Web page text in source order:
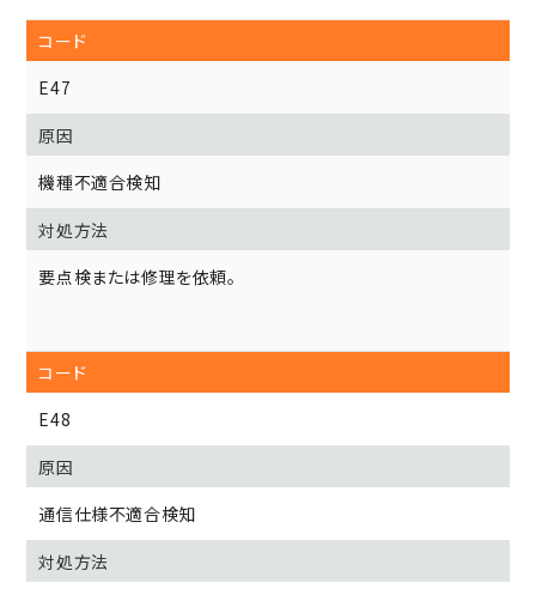
E47
機種不適合検知
要点検または修理を依頼。
E48
通信仕様不適合検知